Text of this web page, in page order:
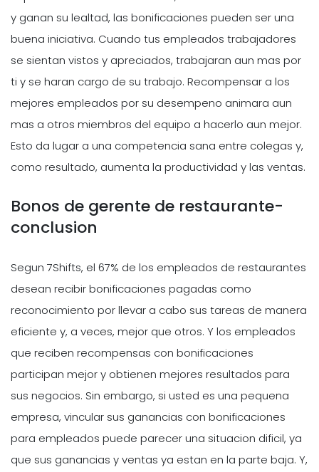
y ganan su lealtad, las bonificaciones pueden ser una
buena iniciativa. Cuando tus empleados trabajadores
se sientan vistos y apreciados, trabajaran aun mas por
ti y se haran cargo de su trabajo. Recompensar a los
mejores empleados por su desempeno animara aun
mas a otros miembros del equipo a hacerlo aun mejor.
Esto da lugar a una competencia sana entre colegas y,
como resultado, aumenta la productividad y las ventas.
Bonos de gerente de restaurante-
conclusion
Segun 7Shifts, el 67% de los empleados de restaurantes
desean recibir bonificaciones pagadas como
reconocimiento por llevar a cabo sus tareas de manera
eficiente y, a veces, mejor que otros. Y los empleados
que reciben recompensas con bonificaciones
participan mejor y obtienen mejores resultados para
sus negocios. Sin embargo, si usted es una pequena
empresa, vincular sus ganancias con bonificaciones
para empleados puede parecer una situacion dificil, ya
que sus ganancias y ventas ya estan en la parte baja. Y,